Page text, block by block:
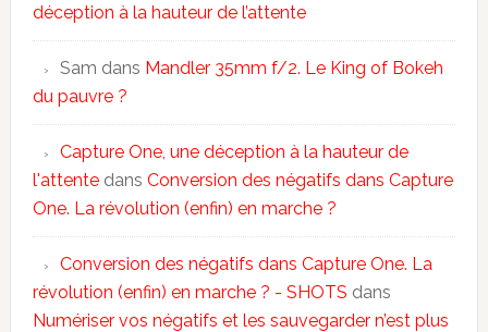
déception à la hauteur de l’attente
Sam dans Mandler 35mm f/2. Le King of Bokeh
du pauvre ?
Capture One, une déception à la hauteur de
l'attentedans Conversion des négatifs dans Capture
One. La révolution (enfin) en marche ?
Conversion des négatifs dans Capture One. La
révolution (enfin) en marche ? - SHOTS dans
Numériser vos négatifs et les sauvegarder n’est plus